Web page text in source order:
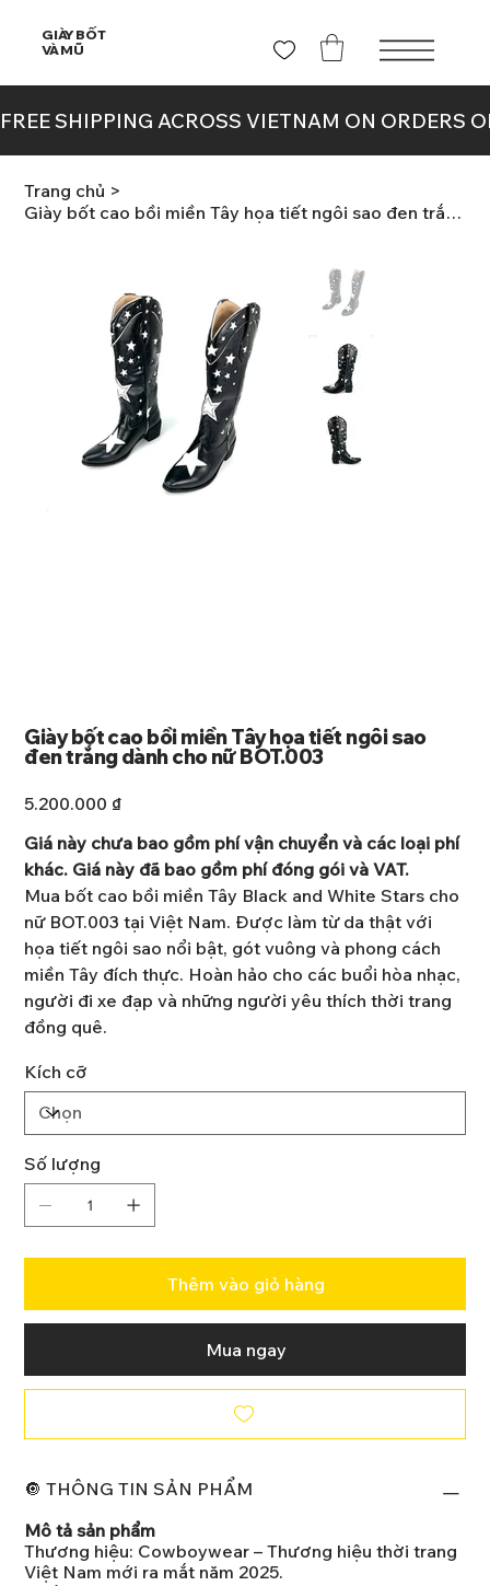
GIÀY BỐT
VÀ MŨ
Trang chủ >
Giày bốt cao bồi miền Tây họa tiết ngôi sao đen trắng dành cho nữ BOT.003
Giày bốt cao bồi miền Tây họa tiết ngôi sao
đen trắng dành cho nữ BOT.003
Giá
5.200.000 ₫
Giá này chưa bao gồm phí vận chuyển và các loại phí
khác. Giá này đã bao gồm phí đóng gói và VAT.
Mua bốt cao bồi miền Tây Black and White Stars cho
nữ BOT.003 tại Việt Nam. Được làm từ da thật với
họa tiết ngôi sao nổi bật, gót vuông và phong cách
miền Tây đích thực. Hoàn hảo cho các buổi hòa nhạc,
người đi xe đạp và những người yêu thích thời trang
đồng quê.
Kích cỡ
Số lượng
Thêm vào giỏ hàng
Mua ngay
🔘 THÔNG TIN SẢN PHẨM
Mô tả sản phẩm
Thương hiệu: Cowboywear – Thương hiệu thời trang
Việt Nam mới ra mắt năm 2025.